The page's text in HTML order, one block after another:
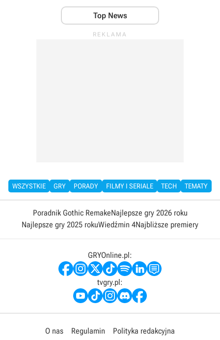
Top News
WSZYSTKIE GRY PORADY FILMY I SERIALE TECH TEMATY
Poradnik Gothic RemakeNajlepsze gry 2026 roku
Najlepsze gry 2025 rokuWiedźmin 4Najbliższe premiery
GRYOnline.pl:
tvgry.pl:
O nas Regulamin Polityka redakcyjna